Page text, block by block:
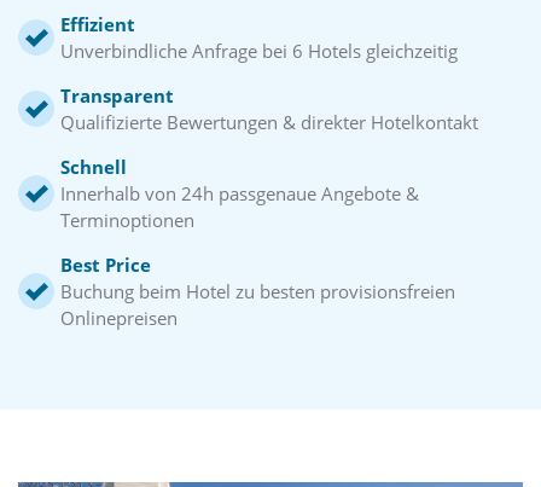
Effizient
Unverbindliche Anfrage bei 6 Hotels gleichzeitig
Transparent
Qualifizierte Bewertungen & direkter Hotelkontakt
Schnell
Innerhalb von 24h passgenaue Angebote &
Terminoptionen
Best Price
Buchung beim Hotel zu besten provisionsfreien
Onlinepreisen